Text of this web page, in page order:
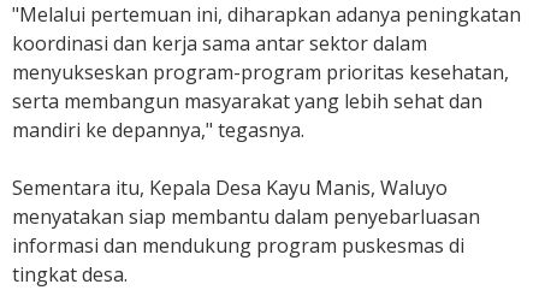
"Melalui pertemuan ini, diharapkan adanya peningkatan
koordinasi dan kerja sama antar sektor dalam
menyukseskan program-program prioritas kesehatan,
serta membangun masyarakat yang lebih sehat dan
mandiri ke depannya," tegasnya.
Sementara itu, Kepala Desa Kayu Manis, Waluyo
menyatakan siap membantu dalam penyebarluasan
informasi dan mendukung program puskesmas di
tingkat desa.